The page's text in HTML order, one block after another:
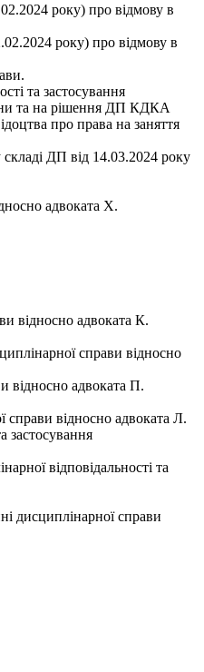
року) про відмову в
року) про відмову в
та застосування
та на рішення ДП КДКА
про права на заняття
ДП від 14.03.2024 року
адвоката Х.
відносно адвоката К.
справи відносно
відносно адвоката П.
відносно адвоката Л.
застосування
відповідальності та
дисциплінарної справи